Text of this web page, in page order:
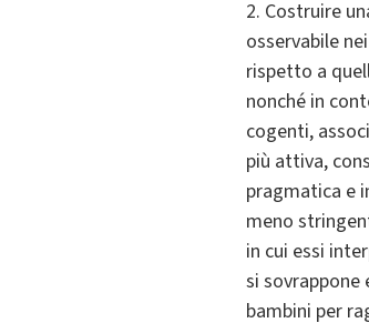
2. Costruire
osservabile
rispetto a
nonché in
cogenti,
più attiva,
pragmatica e
meno
in cui essi
si
bambini per